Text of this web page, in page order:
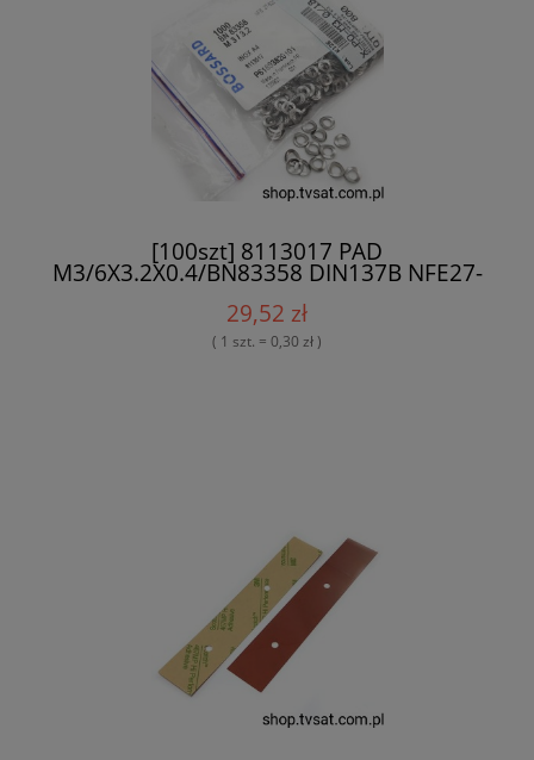
[100szt] 8113017 PAD
M3/6X3.2X0.4/BN83358 DIN137B NFE27-
29,52 zł
( 1 szt. = 0,30 zł )